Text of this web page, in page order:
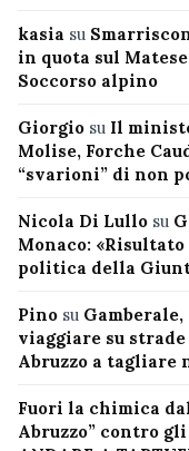
kasia su
in quota sul
Soccorso alpino
Giorgio su Il
Molise, Forche
“svarioni” di non
Nicola Di Lullo su
Monaco:
politica della
Pino su
viaggiare su
Abruzzo a tagliare
Fuori la chimica
Abruzzo” contro